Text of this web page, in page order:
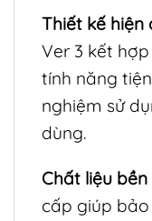
Thiết kế hiện
Ver 3 kết
tính năng
nghiệm sử
dùng.
Chất liệu bền
cấp giúp